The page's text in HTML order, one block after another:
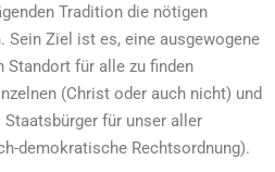
Tradition die nötigen
Sein Ziel ist es, eine ausgewogene
Standort für alle zu finden
(Christ oder auch nicht) und
für unser aller
demokratische Rechtsordnung).